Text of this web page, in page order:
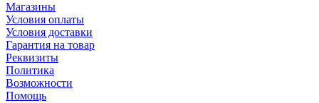
Магазины
Условия оплаты
Условия доставки
Гарантия на товар
Реквизиты
Политика
Возможности
Помощь